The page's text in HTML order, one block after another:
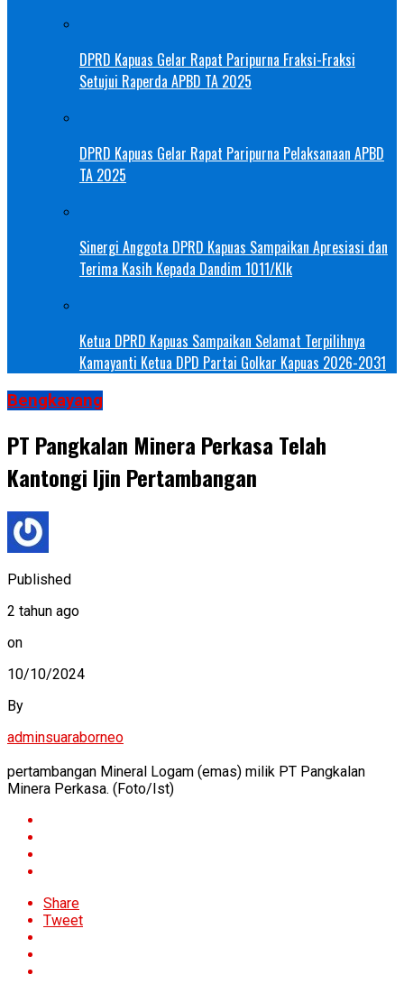
DPRD Kapuas Gelar Rapat Paripurna Fraksi-Fraksi
Setujui Raperda APBD TA 2025
DPRD Kapuas Gelar Rapat Paripurna Pelaksanaan APBD
TA 2025
Sinergi Anggota DPRD Kapuas Sampaikan Apresiasi dan
Terima Kasih Kepada Dandim 1011/Klk
Ketua DPRD Kapuas Sampaikan Selamat Terpilihnya
Kamayanti Ketua DPD Partai Golkar Kapuas 2026-2031
Bengkayang
PT Pangkalan Minera Perkasa Telah
Kantongi Ijin Pertambangan
Published
2 tahun ago
on
10/10/2024
By
adminsuaraborneo
pertambangan Mineral Logam (emas) milik PT Pangkalan
Minera Perkasa. (Foto/Ist)
Share
Tweet